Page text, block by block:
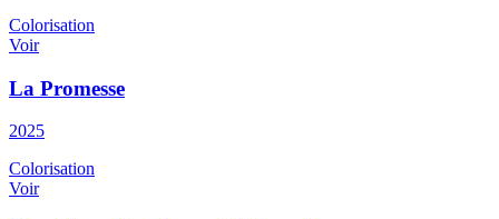
Colorisation
Voir
La Promesse
2025
Colorisation
Voir